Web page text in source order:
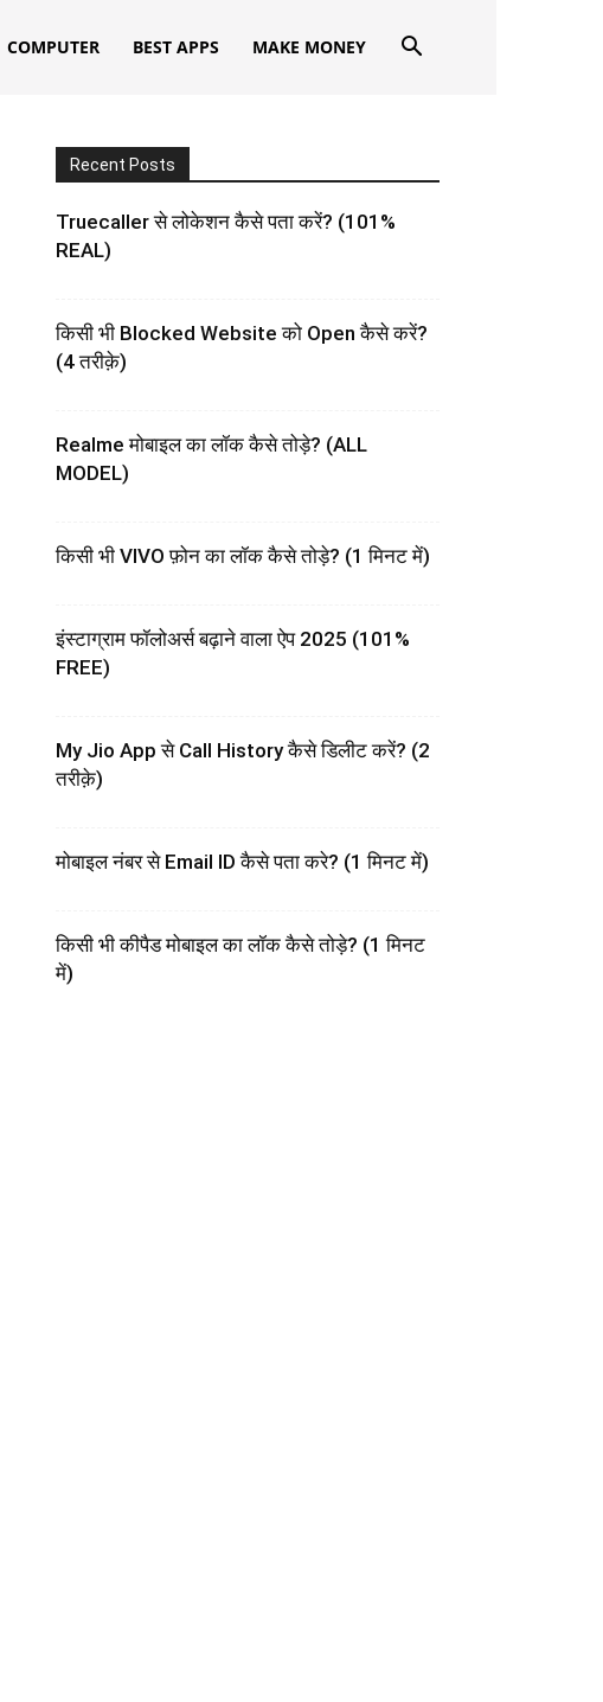
COMPUTER BEST APPS MAKE MONEY
Recent Posts
Truecaller से लोकेशन कैसे पता करें? (101%
REAL)
किसी भी Blocked Website को Open कैसे करें?
(4 तरीक़े)
Realme मोबाइल का लॉक कैसे तोड़े? (ALL
MODEL)
किसी भी VIVO फ़ोन का लॉक कैसे तोड़े? (1 मिनट में)
इंस्टाग्राम फॉलोअर्स बढ़ाने वाला ऐप 2025 (101%
FREE)
My Jio App से Call History कैसे डिलीट करें? (2
तरीक़े)
मोबाइल नंबर से Email ID कैसे पता करे? (1 मिनट में)
किसी भी कीपैड मोबाइल का लॉक कैसे तोड़े? (1 मिनट
में)